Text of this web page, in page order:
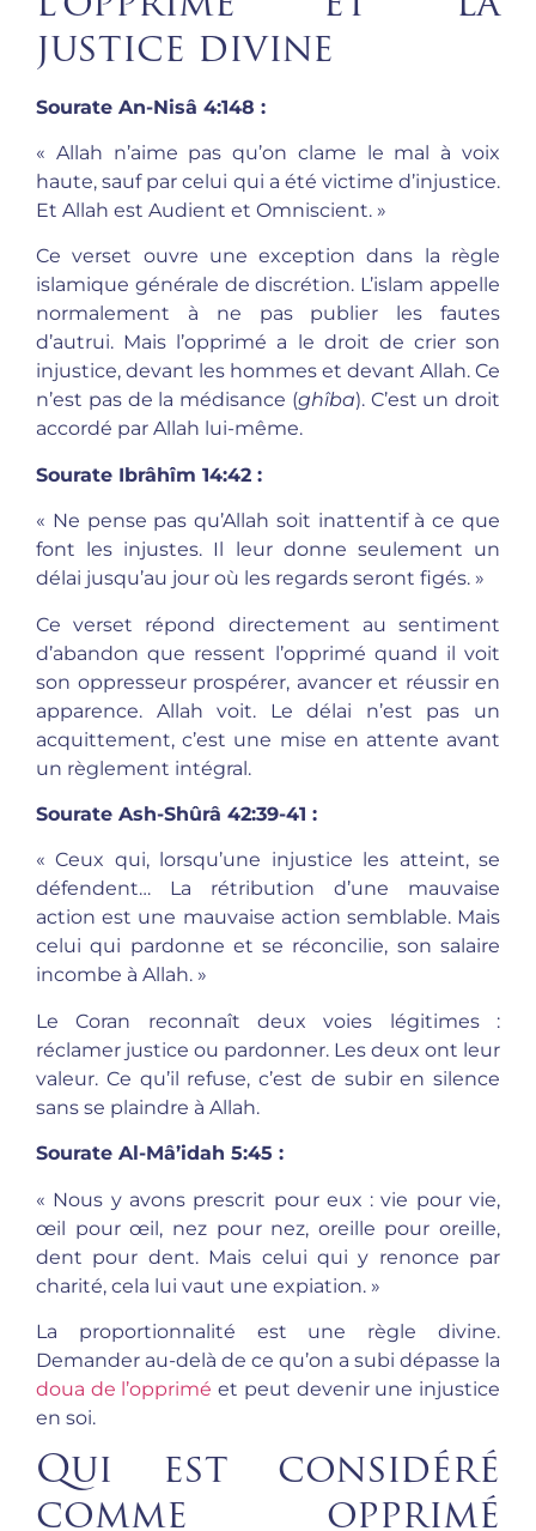
justice divine
Sourate An-Nisâ 4:148 :
« Allah n’aime pas qu’on clame le mal à voix
haute, sauf par celui qui a été victime d’injustice.
Et Allah est Audient et Omniscient. »
Ce verset ouvre une exception dans la règle
islamique générale de discrétion. L’islam appelle
normalement à ne pas publier les fautes
d’autrui. Mais l’opprimé a le droit de crier son
injustice, devant les hommes et devant Allah. Ce
n’est pas de la médisance (ghîba). C’est un droit
accordé par Allah lui-même.
Sourate Ibrâhîm 14:42 :
« Ne pense pas qu’Allah soit inattentif à ce que
font les injustes. Il leur donne seulement un
délai jusqu’au jour où les regards seront figés. »
Ce verset répond directement au sentiment
d’abandon que ressent l’opprimé quand il voit
son oppresseur prospérer, avancer et réussir en
apparence. Allah voit. Le délai n’est pas un
acquittement, c’est une mise en attente avant
un règlement intégral.
Sourate Ash-Shûrâ 42:39-41 :
« Ceux qui, lorsqu’une injustice les atteint, se
défendent… La rétribution d’une mauvaise
action est une mauvaise action semblable. Mais
celui qui pardonne et se réconcilie, son salaire
incombe à Allah. »
Le Coran reconnaît deux voies légitimes :
réclamer justice ou pardonner. Les deux ont leur
valeur. Ce qu’il refuse, c’est de subir en silence
sans se plaindre à Allah.
Sourate Al-Mâ’idah 5:45 :
« Nous y avons prescrit pour eux : vie pour vie,
œil pour œil, nez pour nez, oreille pour oreille,
dent pour dent. Mais celui qui y renonce par
charité, cela lui vaut une expiation. »
La proportionnalité est une règle divine.
Demander au-delà de ce qu’on a subi dépasse la
doua de l’opprimé et peut devenir une injustice
en soi.
Qui est considéré
comme opprimé